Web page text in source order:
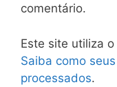
comentário.
Este site utiliza
Saiba como
processados.